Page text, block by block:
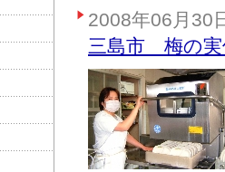
2008年06月30
三島市 梅の実